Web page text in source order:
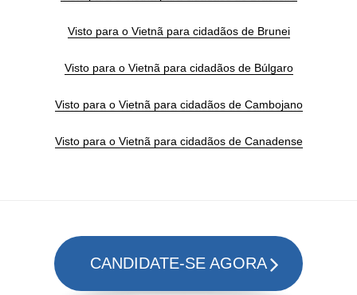
Visto para o Vietnã para cidadãos de Brunei
Visto para o Vietnã para cidadãos de Búlgaro
Visto para o Vietnã para cidadãos de Cambojano
Visto para o Vietnã para cidadãos de Canadense
CANDIDATE-SE AGORA